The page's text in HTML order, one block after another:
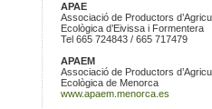
APAE
Associació de Productors
Ecològica d’Eivissa i Formentera
Tel 665 724843 / 665 717479
APAEM
Associació de Productors
Ecològica de Menorca
www.apaem.menorca.es